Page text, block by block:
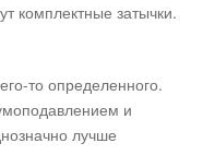
комплектные затычки.
то определенного.
и
лучше